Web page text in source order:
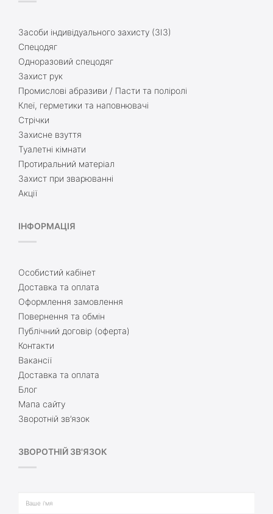
Засоби індивідуального захисту (ЗІЗ)
Спецодяг
Одноразовий спецодяг
Захист рук
Промислові абразиви / Пасти та поліролі
Клеї, герметики та наповнювачі
Стрічки
Захисне взуття
Туалетні кімнати
Протиральний матеріал
Захист при зварюванні
Акції
ІНФОРМАЦІЯ
Особистий кабінет
Доставка та оплата
Оформлення замовлення
Повернення та обмін
Публічний договір (оферта)
Контакти
Вакансії
Доставка та оплата
Блог
Мапа сайту
Зворотній зв’язок
ЗВОРОТНІЙ ЗВ'ЯЗОК